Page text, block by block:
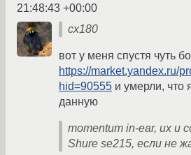
21:48:43 +00:00
cx180
вот у меня спустя чуть
https://market.yandex.ru/
hid=90555 и умерли, что
данную
momentum in-ear, их и
Shure se215, если не